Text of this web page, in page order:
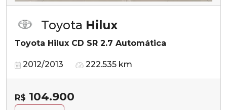
Toyota Hilux
Toyota Hilux CD SR 2.7 Automática
2012/2013 222.535 km
R$ 104.900